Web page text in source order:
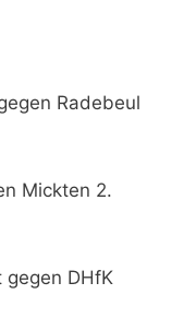
Radebeul
Mickten 2.
gegen DHfK